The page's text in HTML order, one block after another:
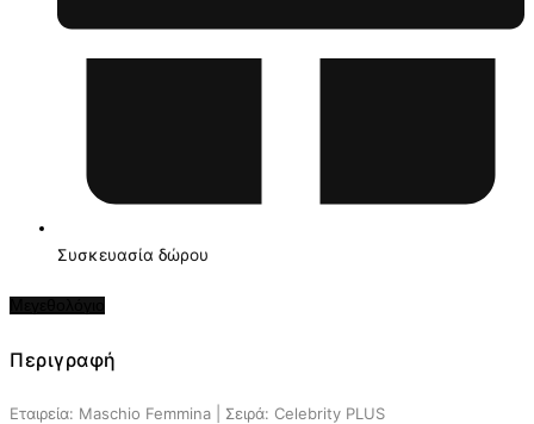
Συσκευασία δώρου
Περιγραφή
Εταιρεία: Maschio Femmina | Σειρά: Celebrity PLUS